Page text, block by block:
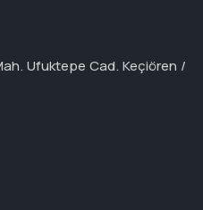
Ufuktepe Cad. Keçiören /